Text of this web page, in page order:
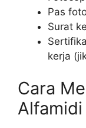
Pas
Surat
kerja
Cara
Alfamidi